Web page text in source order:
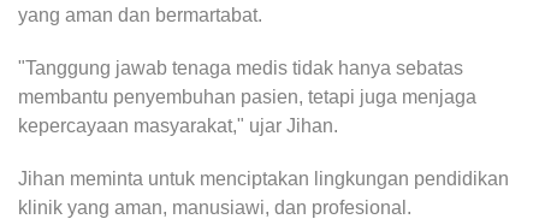
yang aman dan bermartabat.
"Tanggung jawab tenaga medis tidak hanya sebatas
membantu penyembuhan pasien, tetapi juga menjaga
kepercayaan masyarakat," ujar Jihan.
Jihan meminta untuk menciptakan lingkungan pendidikan
klinik yang aman, manusiawi, dan profesional.